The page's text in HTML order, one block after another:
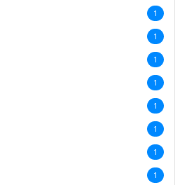
1
1
1
1
1
1
1
1